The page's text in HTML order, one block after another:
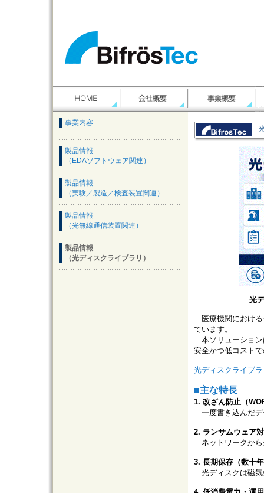
事業内容
製品情報
（EDAソフトウェア関連）
製品情報
（実験／製造／検査装置関連）
製品情報
（光無線通信装置関連）
製品情報
（光ディスクライブラリ）
光デ
医療機関における
ています。
本ソリューション
安全かつ低コスト
光ディスクライブ
■主な特長
1. 改ざん防止（
一度書き込んだデ
2. ランサムウェア
ネットワークから
3. 長期保存（数十
光ディスクは磁気